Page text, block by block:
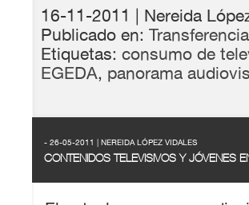
16-11-2011 | Nereida
Publicado en: Transferencia
Etiquetas: consumo de
EGEDA, panorama
- 26-05-2011 | NEREIDA LÓPEZ VIDALES
CONTENIDOS TELEVISIVOS Y JÓVENES